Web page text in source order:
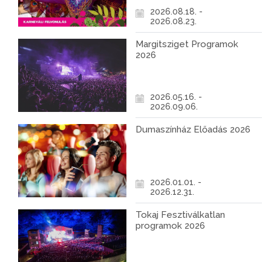
2026.08.18. -
2026.08.23.
Margitsziget Programok
2026
2026.05.16. -
2026.09.06.
Dumaszínház Előadás 2026
2026.01.01. -
2026.12.31.
Tokaj Fesztiválkatlan
programok 2026